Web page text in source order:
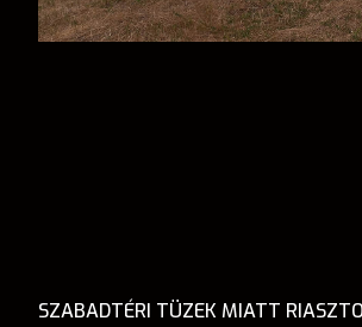
SZABADTÉRI TÜZEK MIATT